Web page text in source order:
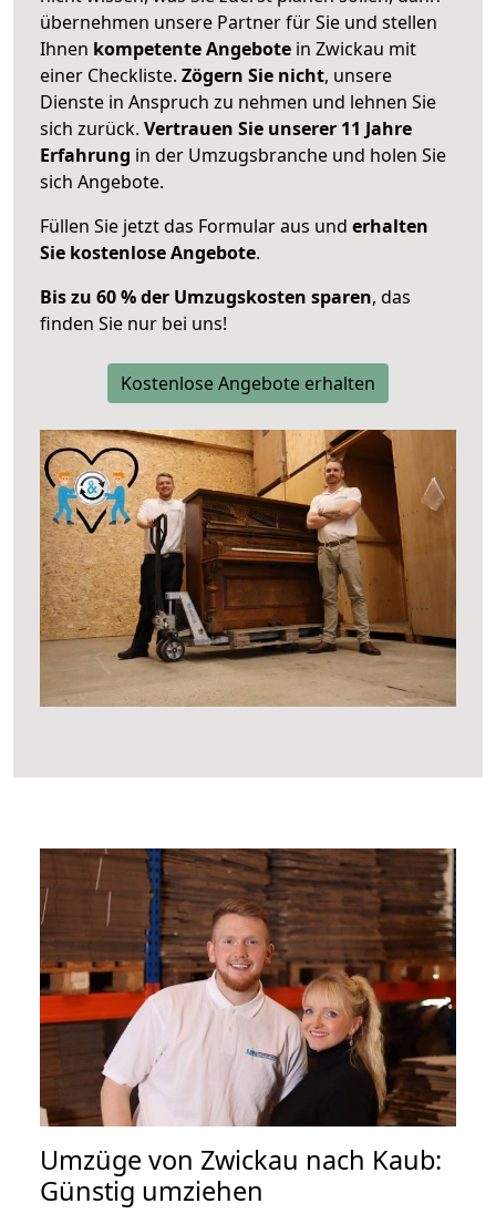
übernehmen unsere Partner für Sie und stellen
Ihnen kompetente Angebote in Zwickau mit
einer Checkliste. Zögern Sie nicht, unsere
Dienste in Anspruch zu nehmen und lehnen Sie
sich zurück. Vertrauen Sie unserer 11 Jahre
Erfahrung in der Umzugsbranche und holen Sie
sich Angebote.
Füllen Sie jetzt das Formular aus und erhalten
Sie kostenlose Angebote.
Bis zu 60 % der Umzugskosten sparen, das
finden Sie nur bei uns!
Kostenlose Angebote erhalten
Umzüge von Zwickau nach Kaub:
Günstig umziehen